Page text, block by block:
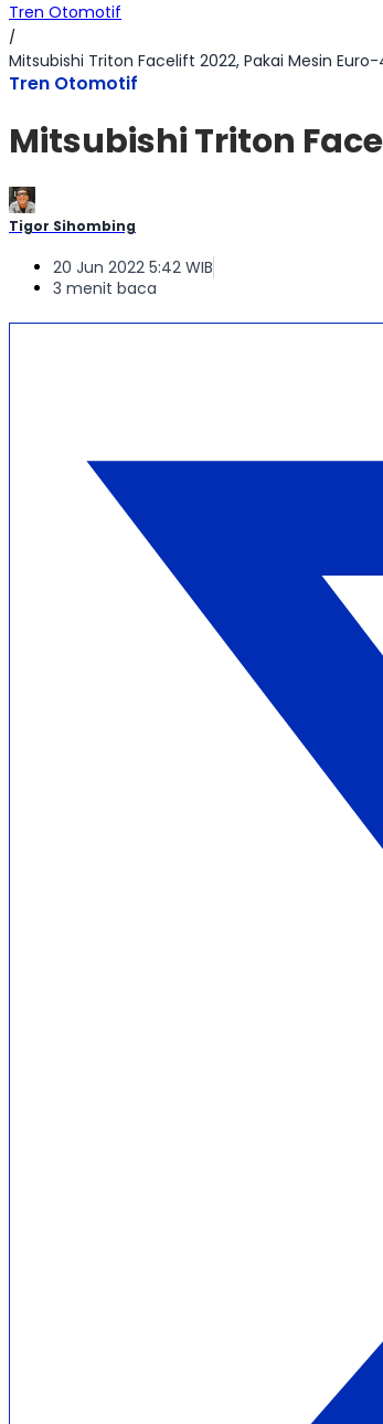
Tren Otomotif
/
Mitsubishi Triton Facelift 2022, Pakai Mesin Euro-
Tren Otomotif
Mitsubishi Triton
Tigor Sihombing
20 Jun 2022 5:42 WIB
3 menit baca